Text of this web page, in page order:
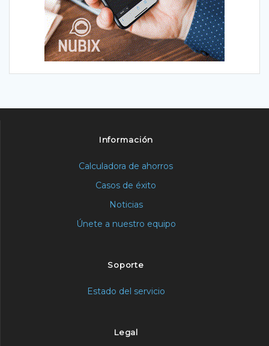
Información
Calculadora de ahorros
Casos de éxito
Noticias
Únete a nuestro equipo
Soporte
Estado del servicio
Legal